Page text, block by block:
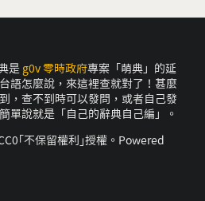
是 g0v 零時政府專案「萌典」的延
語怎麼說，來這裡查就對了！甚麼
，查不到時可以發問，或者自己發
單說就是「自己的辭典自己編」。
｢不保留權利｣授權。Powered